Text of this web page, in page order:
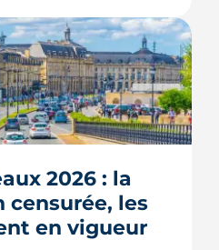
Jean et le fleuve, un
et de chais
de Bordeaux
parc Descas :
de ville en
2026 : la
censurée, les
en vigueur